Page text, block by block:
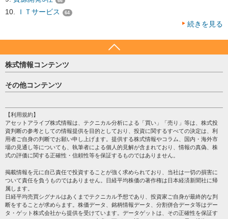
ＩＴサービス 64
続きを見る
株式情報コンテンツ
日経平均
売買シグナル
注目銘柄
株テーマ情報
海外市況
投資カレンダー
格付け情報
その他コンテンツ
個人情報保護方針
プライバシーポリシー
会社案内
サイトマップ
過去データ
【利用規約】
アセットアライブ株式情報は、テクニカル分析による「買い」「売り」等は、株式投
資判断の参考としての情報提供を目的としており、投資に関するすべての決定は、利
用者ご自身の判断でお願い申し上げます。提供する株式情報やコラム、国内・海外市
場の見通し等についても、執筆者による個人的見解が含まれており、情報の真偽、株
式の評価に関する正確性・信頼性等を保証するものではありません。
掲載情報を元に自己責任で投資することが強く求められており、当社は一切の損害に
ついて責任を負うものではありません。日経平均株価の著作権は日本経済新聞社に帰
属します。
日経平均売買シグナルはあくまでテクニカル予想であり、投資家ご自身が最終的な判
断をすることが求めらます。株価データ、銘柄情報データ、分割併合データ等はデー
タ・ゲット株式会社から提供を受けています。データゲットは、その正確性を保証す